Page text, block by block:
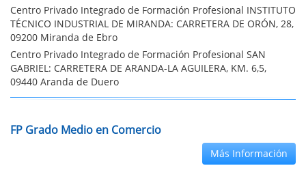
Centro Privado Integrado de Formación Profesional INSTITUTO
TÉCNICO INDUSTRIAL DE MIRANDA: CARRETERA DE ORÓN, 28,
09200 Miranda de Ebro
Centro Privado Integrado de Formación Profesional SAN
GABRIEL: CARRETERA DE ARANDA-LA AGUILERA, KM. 6,5,
09440 Aranda de Duero
FP Grado Medio en Comercio
Más Información